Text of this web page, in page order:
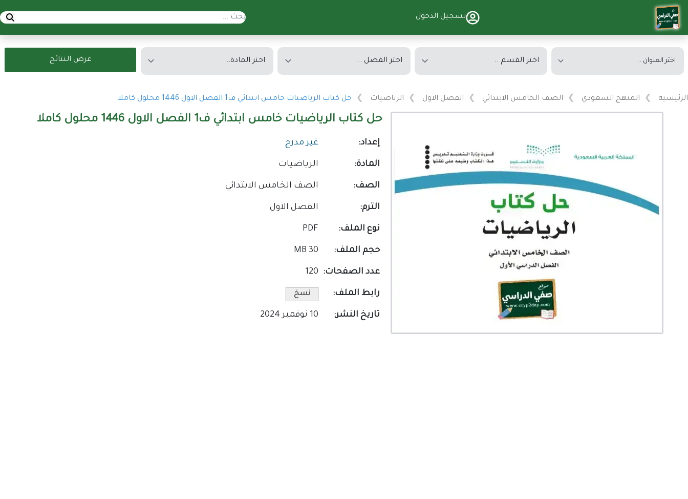
تسجيل الدخول
عرض النتائج
الرئيسية المنهج السعودي الصف الخامس الابتدائي الفصل الاول الرياضيات حل كتاب الرياضيات خامس ابتدائي ف1 الفصل الاول 1446 محلول كاملا
حل كتاب الرياضيات خامس ابتدائي ف1 الفصل الاول 1446 محلول كاملا
إعداد: غير مدرج
المادة: الرياضيات
الصف: الصف الخامس الابتدائي
الترم: الفصل الاول
نوع الملف: PDF
حجم الملف: 30 MB
عدد الصفحات: 120
رابط الملف: نسخ
تاريخ النشر: 10 نوفمبر 2024